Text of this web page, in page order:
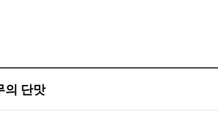
의 단맛